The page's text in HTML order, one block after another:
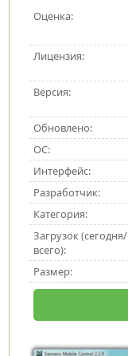
Оценка:
Лицензия:
Версия:
Обновлено:
ОС:
Интерфейс:
Разработчик:
Категория:
Загрузок (сегодня/
всего):
Размер: